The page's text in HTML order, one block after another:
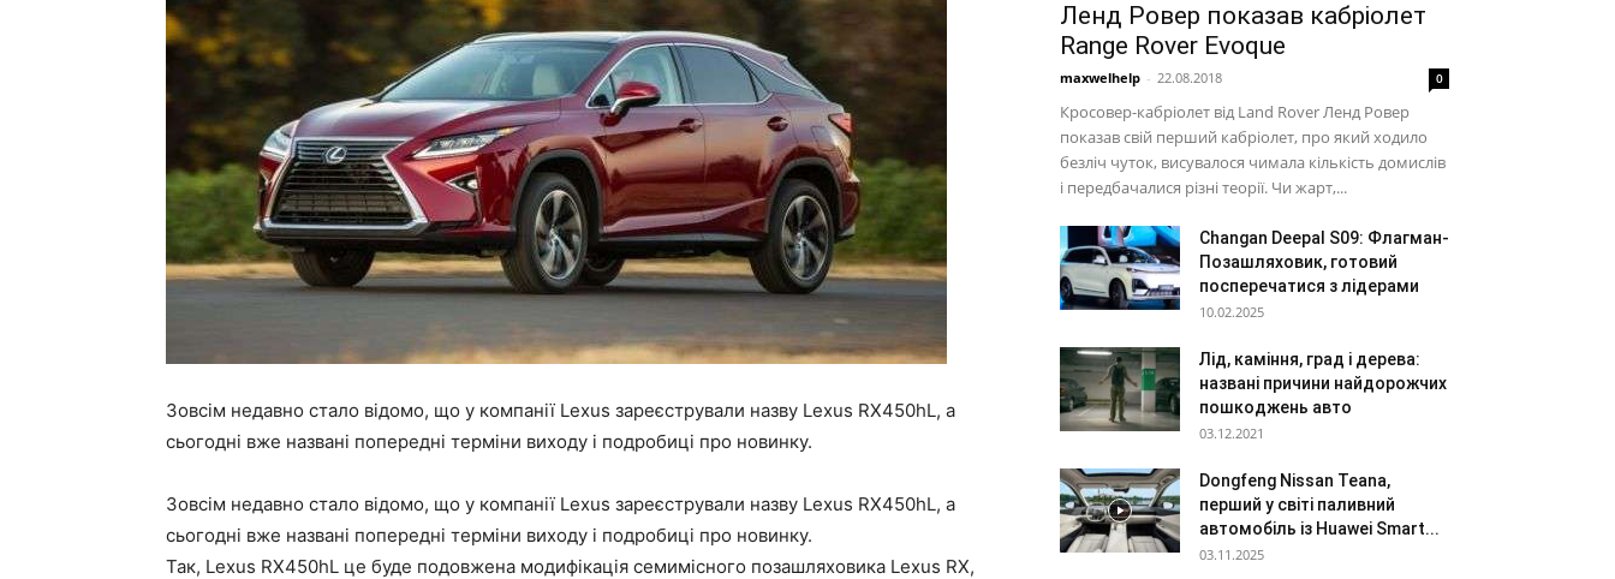
Зовсім недавно стало відомо, що у компанії Lexus зареєстрували назву Lexus RX450hL, а
сьогодні вже названі попередні терміни виходу і подробиці про новинку.
Зовсім недавно стало відомо, що у компанії Lexus зареєстрували назву Lexus RX450hL, а
сьогодні вже названі попередні терміни виходу і подробиці про новинку.
Так, Lexus RX450hL це буде подовжена модифікація семимісного позашляховика Lexus RX,
Ленд Ровер показав кабріолет
Range Rover Evoque
maxwelhelp - 22.08.2018 0
Кросовер-кабріолет від Land Rover Ленд Ровер
показав свій перший кабріолет, про який ходило
безліч чуток, висувалося чимала кількість домислів
і передбачалися різні теорії. Чи жарт,...
Changan Deepal S09: Флагман-
Позашляховик, готовий
посперечатися з лідерами
10.02.2025
Лід, каміння, град і дерева:
названі причини найдорожчих
пошкоджень авто
03.12.2021
Dongfeng Nissan Teana,
перший у світі паливний
автомобіль із Huawei Smart...
03.11.2025